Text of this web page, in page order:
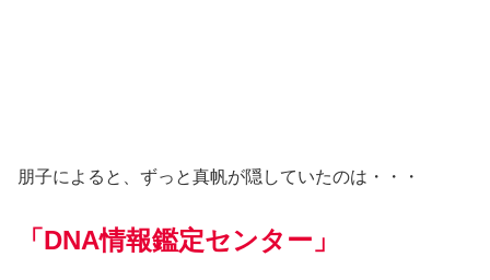
朋子によると、ずっと真帆が隠していたのは・・・
「DNA情報鑑定センター」